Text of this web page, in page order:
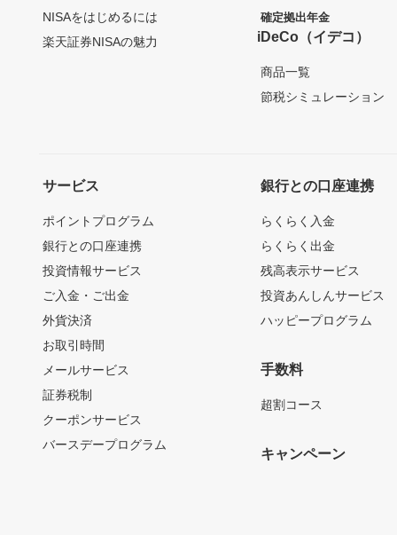
NISAをはじめるには
楽天証券NISAの魅力
確定拠出年金
iDeCo（イデコ）
商品一覧
節税シミュレーション
サービス
ポイントプログラム
銀行との口座連携
投資情報サービス
ご入金・ご出金
外貨決済
お取引時間
メールサービス
証券税制
クーポンサービス
バースデープログラム
銀行との口座連携
らくらく入金
らくらく出金
残高表示サービス
投資あんしんサービス
ハッピープログラム
手数料
超割コース
キャンペーン